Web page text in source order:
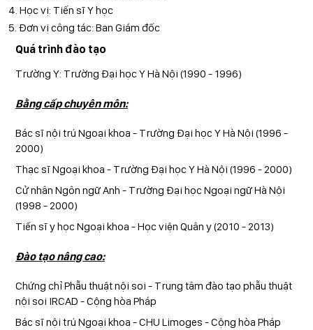
4. Học vị: Tiến sĩ Y học
5. Đơn vị công tác: Ban Giám đốc
Quá trình đào tạo
Trường Y: Trường Đại học Y Hà Nội (1990 - 1996)
Bằng cấp chuyên môn:
Bác sĩ nội trú Ngoại khoa - Trường Đại học Y Hà Nội (1996 -
2000)
Thạc sĩ Ngoại khoa - Trường Đại học Y Hà Nội (1996 - 2000)
Cử nhân Ngôn ngữ Anh - Trường Đại học Ngoại ngữ Hà Nội
(1998 - 2000)
Tiến sĩ y học Ngoại khoa - Học viện Quân y (2010 - 2013)
Đào tạo nâng cao:
Chứng chỉ Phẫu thuật nội soi - Trung tâm đào tạo phẫu thuật
nội soi IRCAD - Cộng hòa Pháp
Bác sĩ nội trú Ngoại khoa - CHU Limoges - Cộng hòa Pháp